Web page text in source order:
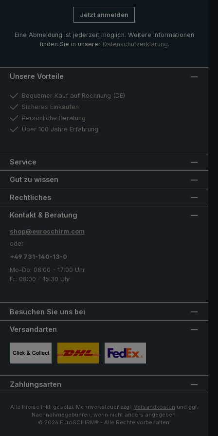
ist, dass der Trekking-Stockschirm auch als ganz
normaler Regenschirm in der City oder im Alltag
Jetzt anmelden
Eine Abmeldung ist jederzeit möglich. Weitere Informationen
finden Sie in unserer Datenschutzerklärung.
Unsere Vorteile
Bequemer Kauf auf Rechnung (DE)
Sicheres Einkaufen
Persönliche Beratung
Über 100 Jahre Erfahrung
Service
Gut zu wissen
Rechtliches
Besuchen Sie uns bei
Kontakt & Beratung
shop@euroschirm.com
oder
+49 731-140-13-0
Mo-Do: 08:00 - 17:00 Uhr
Fr: 08:00 - 15:30 Uhr
Versandarten
Zahlungsarten
Alle Preise inkl. gesetzl. Mehrwertsteuer zzgl. Versandkosten und ggf.
Nachnahmegebühren, wenn nicht anders angegeben.
© 2026 EuroSCHIRM® - Alle Rechte vorbehalten.